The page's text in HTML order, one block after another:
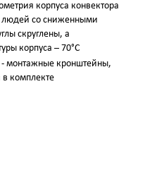
корпуса конвектора
людей со сниженными
скруглены, а
корпуса – 70°С
- монтажные кронштейны,
в комплекте